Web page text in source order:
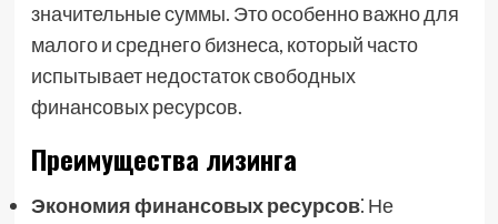
значительные суммы. Это особенно важно для
малого и среднего бизнеса, который часто
испытывает недостаток свободных
финансовых ресурсов.
Преимущества лизинга
Экономия финансовых ресурсов⁚ Не